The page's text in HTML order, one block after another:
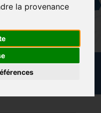
la provenance